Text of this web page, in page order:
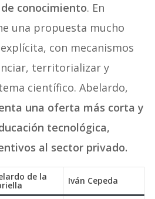
conocimiento. En
una propuesta mucho
con mecanismos
territorializar y
científico. Abelardo,
una oferta más corta y
tecnológica,
al sector privado.
de la Iván Cepeda